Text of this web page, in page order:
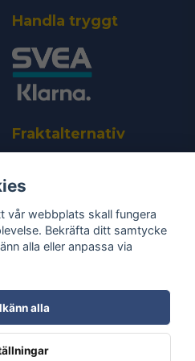
fråga
Handla tryggt
Fraktalternativ
Skicka
vår webbplats skall fungera
Bekräfta ditt samtycke
alla eller anpassa via
alla